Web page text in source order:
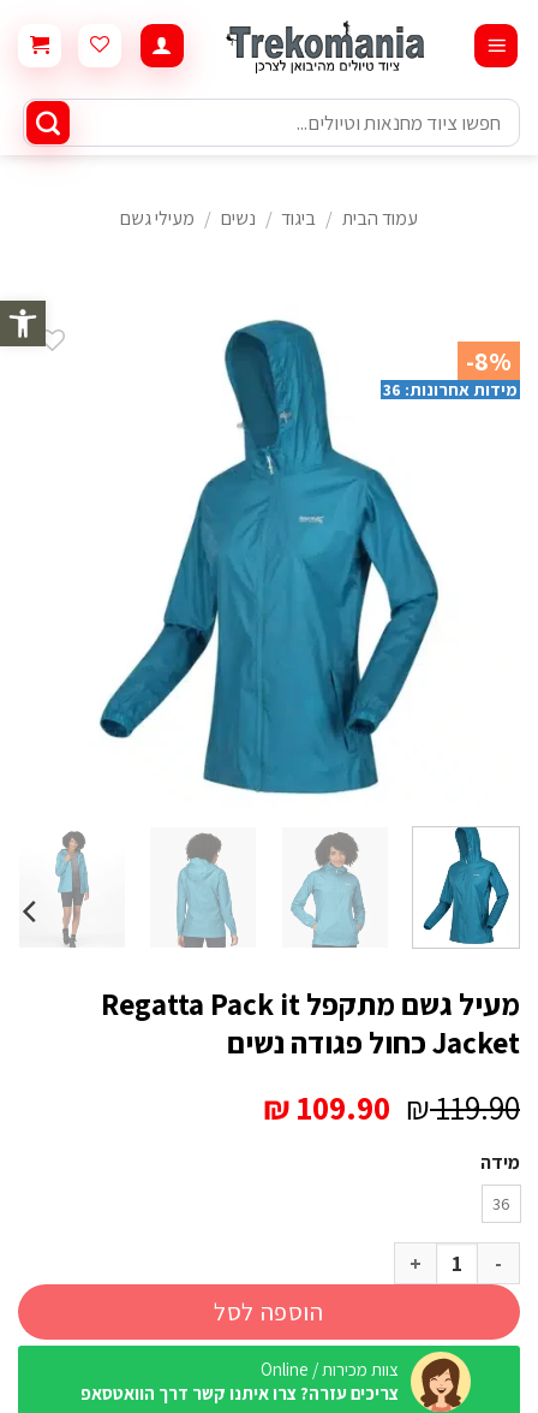
פתח
content
חיפוש
עבור:
עמוד הבית / ביגוד / נשים / מעילי גשם
-8%
מידות אחרונות: 36
מעיל גשם מתקפל Regatta Pack it
Jacket כחול פגודה נשים
₪119.90 המחיר ₪109.90
מידה
36
כמות של מעיל גשם מתקפל Regatta Pack it Jacket כחול פגודה נשים
הוספה לסל
צוות מכירות / Online
צריכים עזרה? צרו איתנו קשר דרך הוואטסאפ